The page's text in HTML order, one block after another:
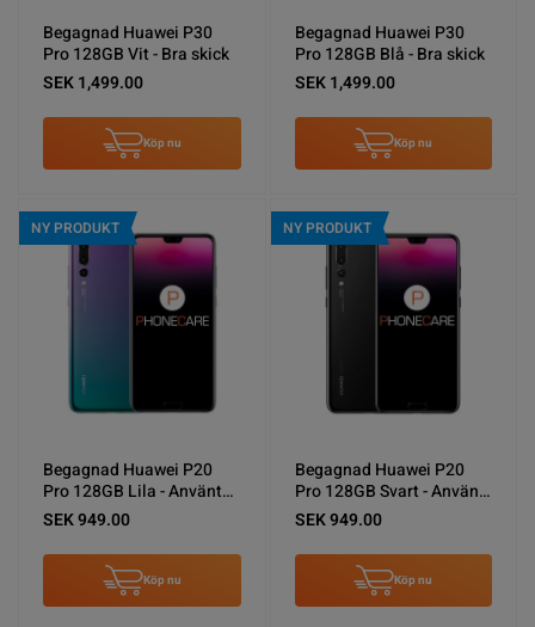
Begagnad Huawei P30
Pro 128GB Vit - Bra skick
SEK 1,499.00
Köp nu
Begagnad Huawei P30
Pro 128GB Blå - Bra skick
SEK 1,499.00
Köp nu
NY PRODUKT
Begagnad Huawei P20
Pro 128GB Lila - Använt
skick
SEK 949.00
Köp nu
NY PRODUKT
Begagnad Huawei P20
Pro 128GB Svart - Använt
skick
SEK 949.00
Köp nu